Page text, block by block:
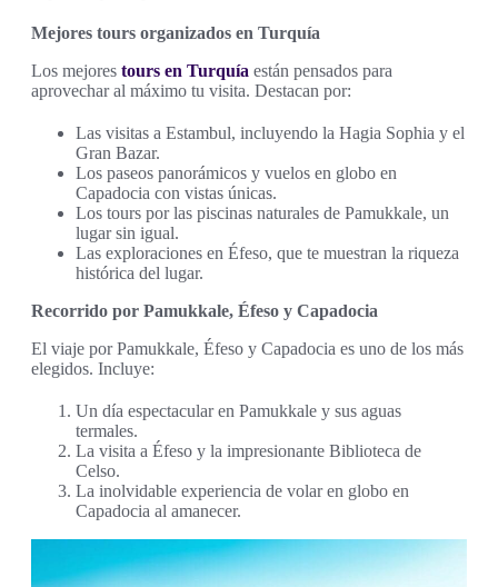
Mejores tours organizados en Turquía
Los mejores tours en Turquía están pensados para
aprovechar al máximo tu visita. Destacan por:
Las visitas a Estambul, incluyendo la Hagia Sophia y el
Gran Bazar.
Los paseos panorámicos y vuelos en globo en
Capadocia con vistas únicas.
Los tours por las piscinas naturales de Pamukkale, un
lugar sin igual.
Las exploraciones en Éfeso, que te muestran la riqueza
histórica del lugar.
Recorrido por Pamukkale, Éfeso y Capadocia
El viaje por Pamukkale, Éfeso y Capadocia es uno de los más
elegidos. Incluye:
Un día espectacular en Pamukkale y sus aguas
termales.
La visita a Éfeso y la impresionante Biblioteca de
Celso.
La inolvidable experiencia de volar en globo en
Capadocia al amanecer.